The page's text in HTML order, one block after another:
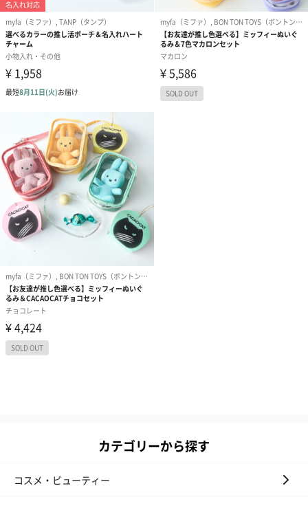
カテゴリーから探す
コスメ・ビューティー